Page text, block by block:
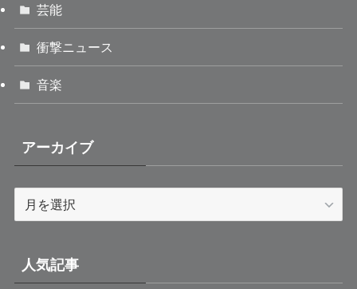
芸能
衝撃ニュース
音楽
アーカイブ
ブ
人気記事